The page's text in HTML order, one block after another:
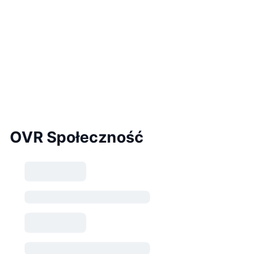
OVR Społeczność